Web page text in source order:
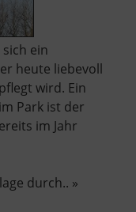
ein
heute liebevoll
wird. Ein
Park ist der
im Jahr
durch.. »